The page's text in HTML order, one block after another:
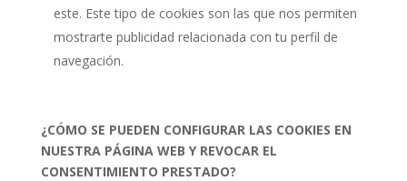
este. Este tipo de cookies son las que nos permiten
mostrarte publicidad relacionada con tu perfil de
navegación.
¿CÓMO SE PUEDEN CONFIGURAR LAS COOKIES EN
NUESTRA PÁGINA WEB Y REVOCAR EL
CONSENTIMIENTO PRESTADO?